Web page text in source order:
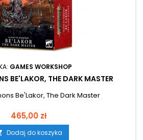
GAMES WORKSHOP
BE'LAKOR, THE DARK MASTER
Be'Lakor, The Dark Master
Cena
465,00 zł
Dodaj do koszyka